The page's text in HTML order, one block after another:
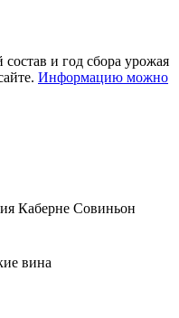
и год сбора урожая
Информацию можно
Каберне Совиньон
вина